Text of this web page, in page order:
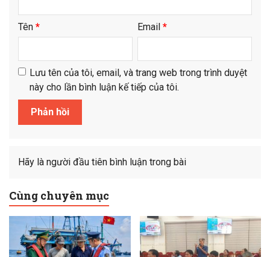
Tên * Email *
Lưu tên của tôi, email, và trang web trong trình duyệt
này cho lần bình luận kế tiếp của tôi.
Hãy là người đầu tiên bình luận trong bài
Cùng chuyên mục